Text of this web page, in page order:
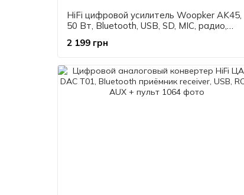
HiFi цифровой усилитель Woopker AK45,
50 Вт, Bluetooth, USB, SD, MIC, радио,
2 199 грн